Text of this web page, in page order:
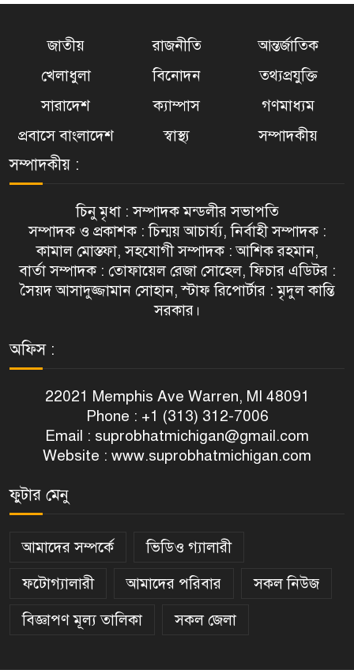
জাতীয় রাজনীতি
আন্তর্জাতিক
খেলাধুলা
বিনোদন
তথ্যপ্রযুক্তি
সারাদেশ
ক্যাম্পাস
গণমাধ্যম
প্রবাসে বাংলাদেশ
স্বাস্থ্য সম্পাদকীয়
সম্পাদকীয় :
চিনু মৃধা : সম্পাদক মন্ডলীর সভাপতি
সম্পাদক ও প্রকাশক : চিন্ময় আচার্য্য, নির্বাহী সম্পাদক :
কামাল মোস্তফা, সহযোগী সম্পাদক : আশিক রহমান,
বার্তা সম্পাদক : তোফায়েল রেজা সোহেল, ফিচার এডিটর :
সৈয়দ আসাদুজ্জামান সোহান, স্টাফ রিপোর্টার : মৃদুল কান্তি
সরকার।
অফিস :
22021 Memphis Ave Warren, MI 48091
Phone : +1 (313) 312-7006
Email : suprobhatmichigan@gmail.com
Website : www.suprobhatmichigan.com
ফুটার মেনু
আমাদের সম্পর্কে
ভিডিও গ্যালারী
ফটোগ্যালারী
আমাদের পরিবার
সকল নিউজ
বিজ্ঞাপণ মূল্য তালিকা
সকল জেলা